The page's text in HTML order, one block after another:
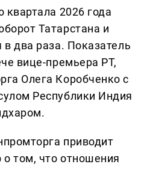
квартала 2026 года
Татарстана и
два раза. Показатель
вице-премьера РТ,
Олега Коробченко с
Республики Индия
приводит
о том, что отношения